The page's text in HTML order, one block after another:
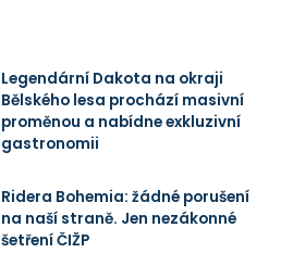
Legendární Dakota na okraji
Bělského lesa prochází masivní
proměnou a nabídne exkluzivní
gastronomii
Ridera Bohemia: žádné porušení
na naší straně. Jen nezákonné
šetření ČIŽP